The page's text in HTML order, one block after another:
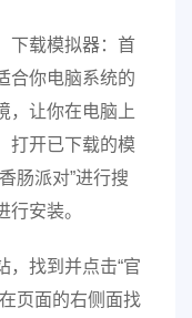
下载模拟器：首
合你电脑系统的
，让你在电脑上
打开已下载的模
肠派对”进行搜
安装。
，找到并点击“官
页面的右侧面找